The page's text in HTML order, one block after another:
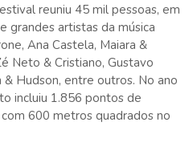
reuniu 45 mil pessoas, em
grandes artistas da música
Ana Castela, Maiara &
Neto & Cristiano, Gustavo
Hudson, entre outros. No ano
incluiu 1.856 pontos de
600 metros quadrados no